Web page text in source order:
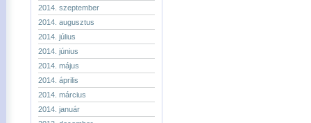
2014. szeptember
2014. augusztus
2014. július
2014. június
2014. május
2014. április
2014. március
2014. január